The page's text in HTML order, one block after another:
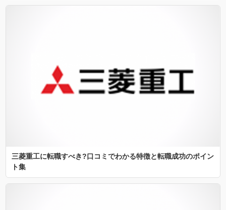
三菱重工に転職すべき?口コミでわかる特徴と転職成功のポイン
ト集